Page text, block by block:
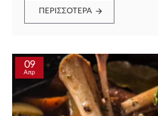
ΠΕΡΙΣΣΌΤΕΡΑ
09
Απρ